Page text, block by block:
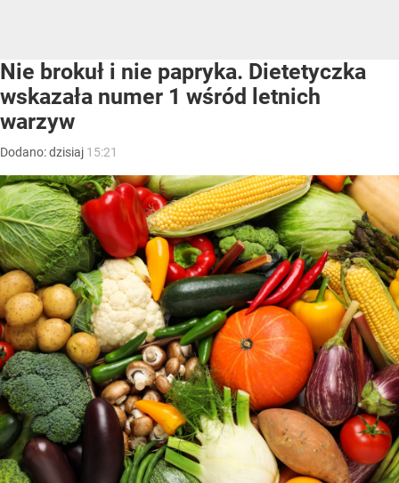
Nie brokuł i nie papryka. Dietetyczka
wskazała numer 1 wśród letnich
warzyw
Dodano:dzisiaj 15:21